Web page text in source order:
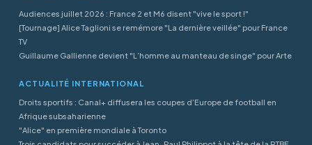
Audiences juillet 2026 : France 2 et M6 disent "vive le sport !"
[Tournage] Alice Taglioni se remémore "La dernière veillée" pour France
TV
Guillaume Gallienne devient "L’homme au manteau de singe" pour Arte
ACTUALITÉ INTERNATIONAL
Droits sportifs : Canal+ diffusera les coupes d’Europe de football en
Afrique subsaharienne
"Alice" en première mondiale à Toronto